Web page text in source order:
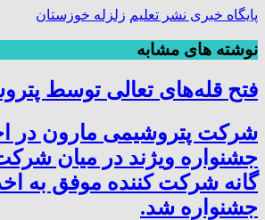
پایگاه خبری نشر تعلیم زلزله خوزستان
نوشته های مشابه
فتح‌ قله‌های تعالی توسط
شرکت پتروشیمی مارون در
جشنواره ویژند در میان
گانه شرکت کننده موفق به
جشنواره شد.